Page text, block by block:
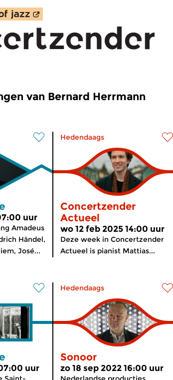
van Bernard Herrmann
uur
Amadeus
Händel,
José...
Hedendaags
Concertzender
Actueel
wo 12 feb 2025 14:00 uur
Deze week in Concertzender
Actueel is pianist Mattias...
uur
Hedendaags
Sonoor
zo 18 sep 2022 16:00 uur